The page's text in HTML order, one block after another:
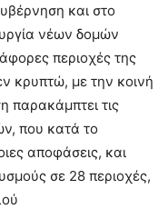
και στο
νέων δομών
περιοχές της
κρυπτώ, με την κοινή
παρακάμπτει τις
που κατά το
αποφάσεις, και
σε 28 περιοχές,